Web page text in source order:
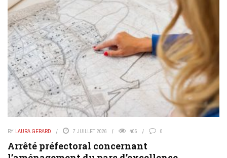
BY LAURA GERARD 7 JUILLET 2026 405 0
Arrêté préfectoral concernant